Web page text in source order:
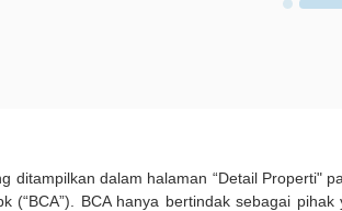
ditampilkan dalam halaman “Detail Properti"
(“BCA”). BCA hanya bertindak sebagai